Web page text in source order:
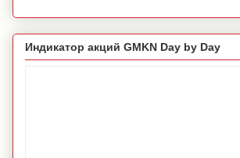
Индикатор акций GMKN Day by Day